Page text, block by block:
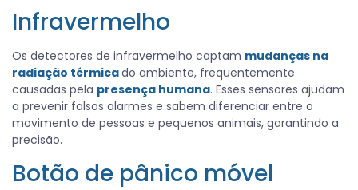
Infravermelho
Os detectores de infravermelho captam mudanças na
radiação térmicado ambiente, frequentemente
causadas pela presença humana. Esses sensores ajudam
a prevenir falsos alarmes e sabem diferenciar entre o
movimento de pessoas e pequenos animais, garantindo a
precisão.
Botão de pânico móvel